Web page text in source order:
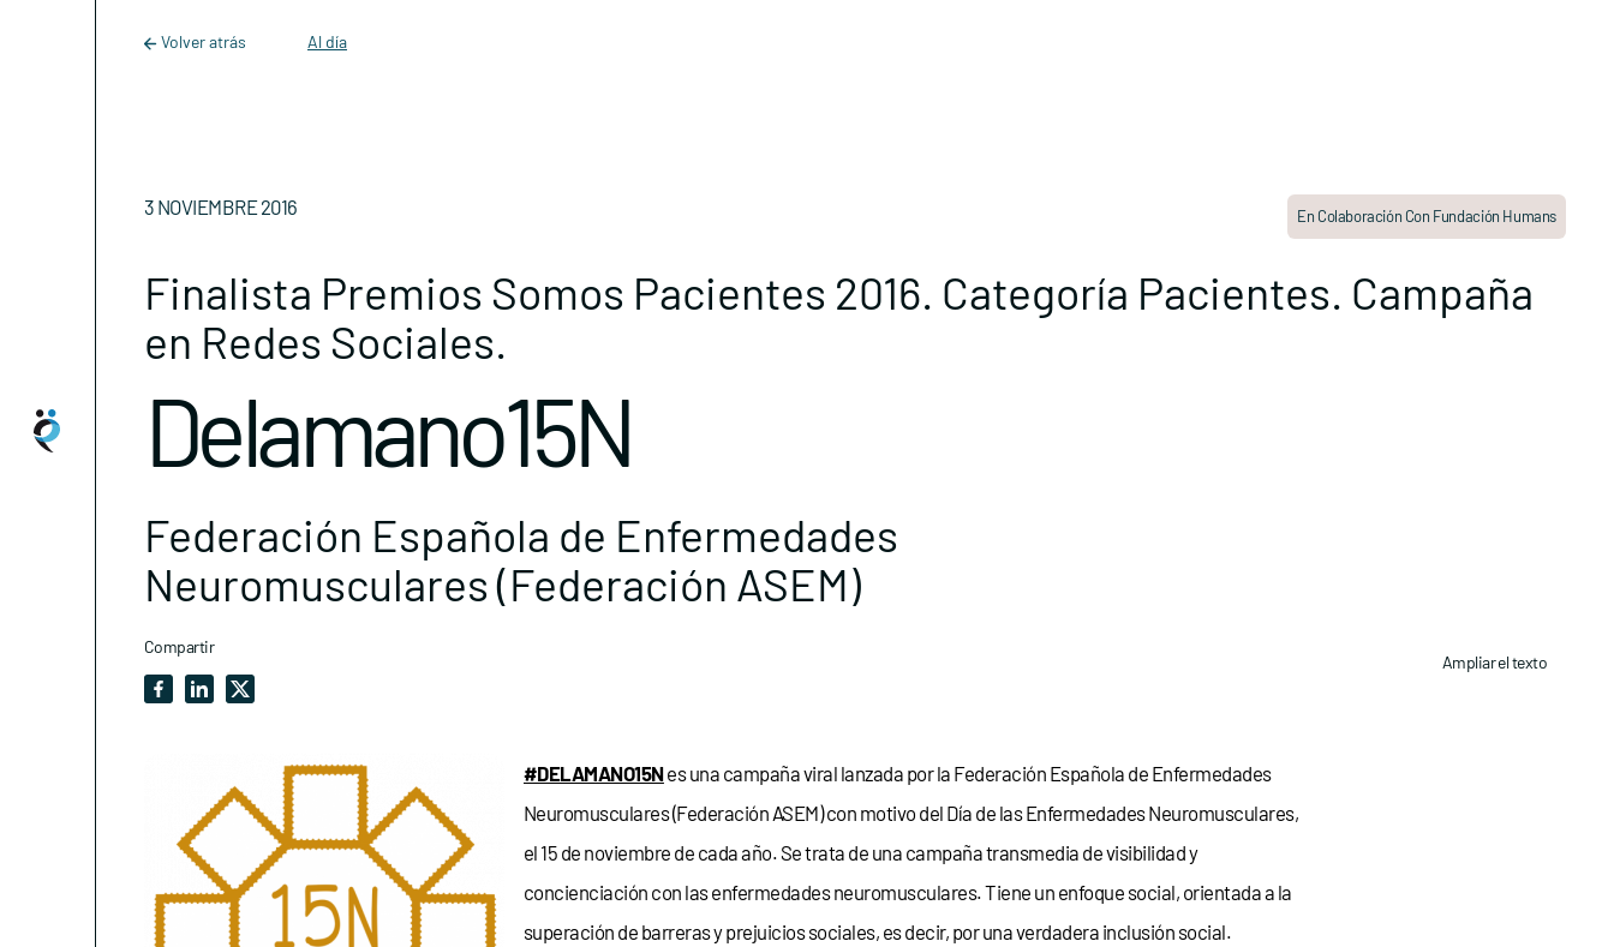
Main Navigation
Volver atrás Al día
3 NOVIEMBRE 2016 En Colaboración Con Fundación Humans
Finalista Premios Somos Pacientes 2016. Categoría Pacientes. Campaña
en Redes Sociales.
Delamano15N
Federación Española de Enfermedades
Neuromusculares (Federación ASEM)
Compartir
Ampliar el texto
#DELAMANO15Nes una campaña viral lanzada por la Federación Española de Enfermedades
Neuromusculares (Federación ASEM) con motivo del Día de las Enfermedades Neuromusculares,
el 15 de noviembre de cada año. Se trata de una campaña transmedia de visibilidad y
concienciación con las enfermedades neuromusculares. Tiene un enfoque social, orientada a la
superación de barreras y prejuicios sociales, es decir, por una verdadera inclusión social.